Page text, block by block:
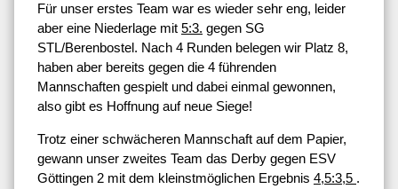
Für unser erstes Team war es wieder sehr eng, leider
aber eine Niederlage mit 5:3. gegen SG
STL/Berenbostel. Nach 4 Runden belegen wir Platz 8,
haben aber bereits gegen die 4 führenden
Mannschaften gespielt und dabei einmal gewonnen,
also gibt es Hoffnung auf neue Siege!
Trotz einer schwächeren Mannschaft auf dem Papier,
gewann unser zweites Team das Derby gegen ESV
Göttingen 2 mit dem kleinstmöglichen Ergebnis 4,5:3,5 .